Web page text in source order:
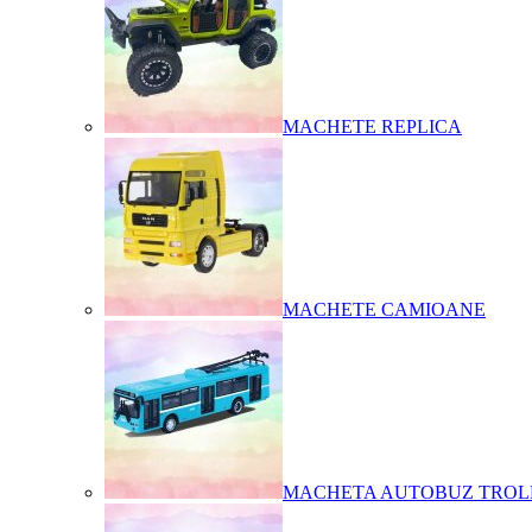
MACHETE REPLICA
MACHETE CAMIOANE
MACHETA AUTOBUZ